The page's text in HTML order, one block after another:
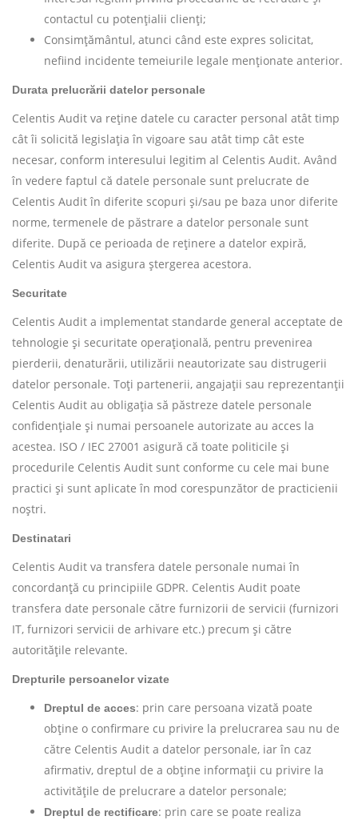
contactul cu potențialii clienți;
Consimțământul, atunci când este expres solicitat,
nefiind incidente temeiurile legale menționate anterior.
Durata prelucrării datelor personale
Celentis Audit va reține datele cu caracter personal atât timp
cât îi solicită legislația în vigoare sau atât timp cât este
necesar, conform interesului legitim al Celentis Audit. Având
în vedere faptul că datele personale sunt prelucrate de
Celentis Audit în diferite scopuri și/sau pe baza unor diferite
norme, termenele de păstrare a datelor personale sunt
diferite. După ce perioada de reținere a datelor expiră,
Celentis Audit va asigura ștergerea acestora.
Securitate
Celentis Audit a implementat standarde general acceptate de
tehnologie și securitate operațională, pentru prevenirea
pierderii, denaturării, utilizării neautorizate sau distrugerii
datelor personale. Toți partenerii, angajații sau reprezentanții
Celentis Audit au obligația să păstreze datele personale
confidențiale și numai persoanele autorizate au acces la
acestea. ISO / IEC 27001 asigură că toate politicile și
procedurile Celentis Audit sunt conforme cu cele mai bune
practici și sunt aplicate în mod corespunzător de practicienii
noștri.
Destinatari
Celentis Audit va transfera datele personale numai în
concordanță cu principiile GDPR. Celentis Audit poate
transfera date personale către furnizorii de servicii (furnizori
IT, furnizori servicii de arhivare etc.) precum și către
autoritățile relevante.
Drepturile persoanelor vizate
Dreptul de acces: prin care persoana vizată poate
obține o confirmare cu privire la prelucrarea sau nu de
către Celentis Audit a datelor personale, iar în caz
afirmativ, dreptul de a obține informații cu privire la
activitățile de prelucrare a datelor personale;
Dreptul de rectificare: prin care se poate realiza